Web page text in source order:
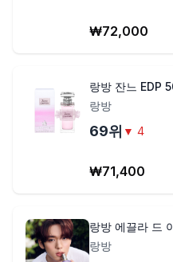
₩72,000
랑방 잔느 EDP
랑방
69위 ▼ 4
₩71,400
랑방 에끌라 드
랑방